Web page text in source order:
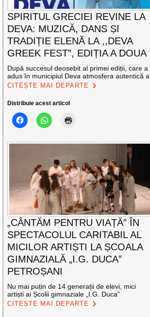
SPIRITUL GRECIEI REVINE LA
DEVA: MUZICĂ, DANS ȘI
TRADIȚIE ELENĂ LA ,,DEVA
GREEK FEST”, EDIȚIA A DOUA
După succesul deosebit al primei ediții, care a
adus în municipiul Deva atmosfera autentică a
CITEȘTE MAI DEPARTE
Distribuie acest articol
„CÂNTĂM PENTRU VIAȚĂ” ÎN
SPECTACOLUL CARITABIL AL
MICILOR ARTIȘTI LA ȘCOALA
GIMNAZIALĂ „I.G. DUCA”
PETROȘANI
Nu mai puțin de 14 generații de elevi, mici
artiști ai Școlii gimnaziale „I.G. Duca”
CITEȘTE MAI DEPARTE